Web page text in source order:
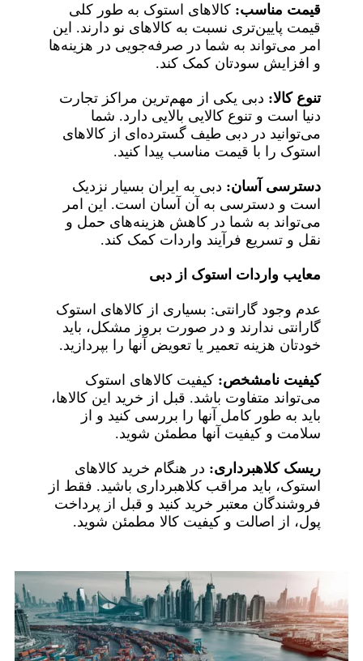
قیمت مناسب: کالاهای استوک به طور کلی
قیمت پایین‌تری نسبت به کالاهای نو دارند. این
امر می‌تواند به شما در صرفه‌جویی در هزینه‌ها
و افزایش سودتان کمک کند.
تنوع کالا: دبی یکی از مهم‌ترین مراکز تجارت
دنیا است و تنوع کالایی بالایی دارد. شما
می‌توانید در دبی طیف گسترده‌ای از کالاهای
استوک را با قیمت مناسب پیدا کنید.
دسترسی آسان: دبی به ایران بسیار نزدیک
است و دسترسی به آن آسان است. این امر
می‌تواند به شما در کاهش هزینه‌های حمل و
نقل و تسریع فرآیند واردات کمک کند.
معایب واردات استوک از دبی
عدم وجود گارانتی: بسیاری از کالاهای استوک
گارانتی ندارند و در صورت بروز مشکل، باید
خودتان هزینه تعمیر یا تعویض آنها را بپردازید.
کیفیت نامشخص: کیفیت کالاهای استوک
می‌تواند متفاوت باشد. قبل از خرید این کالاها،
باید به طور کامل آنها را بررسی کنید و از
سلامت و کیفیت آنها مطمئن شوید.
ریسک کلاهبرداری: در هنگام خرید کالاهای
استوک، باید مراقب کلاهبرداری باشید. فقط از
فروشندگان معتبر خرید کنید و قبل از پرداخت
پول، از اصالت و کیفیت کالا مطمئن شوید.